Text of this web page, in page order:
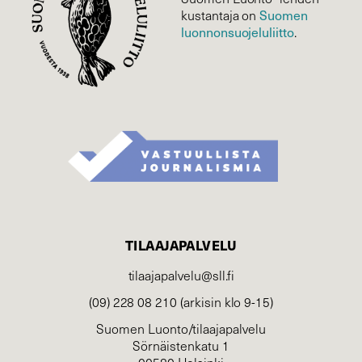
kustantaja onSuomen
luonnonsuojelu­liitto.
TILAAJAPALVELU
tilaajapalvelu@sll.fi
(09) 228 08 210 (arkisin klo 9-15)
Suomen Luonto/tilaajapalvelu
Sörnäistenkatu 1